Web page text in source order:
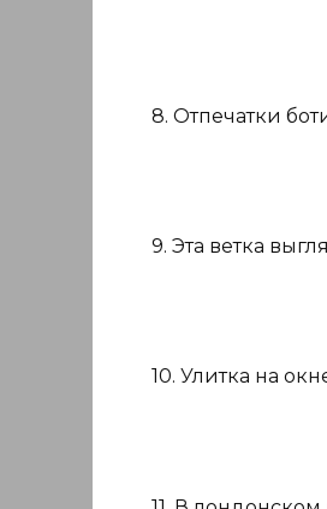
8. Отпечатки
9. Эта ветка
10. Улитка на